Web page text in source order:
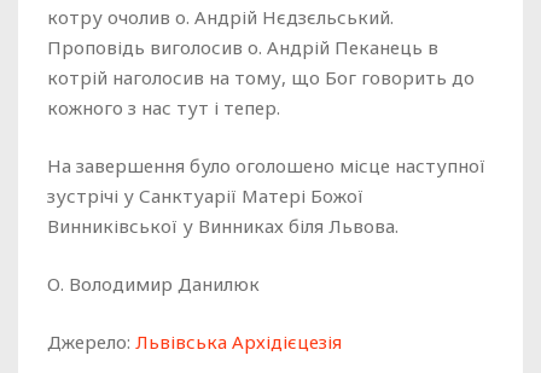
котру очолив о. Андрій Нєдзєльський.
Проповідь виголосив о. Андрій Пеканець в
котрій наголосив на тому, що Бог говорить до
кожного з нас тут і тепер.
На завершення було оголошено місце наступної
зустрічі у Санктуарії Матері Божої
Винниківської у Винниках біля Львова.
О. Володимир Данилюк
Джерело: Львівська Архідієцезія